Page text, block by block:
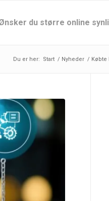
du større online
Du er her: Start / Nyheder /